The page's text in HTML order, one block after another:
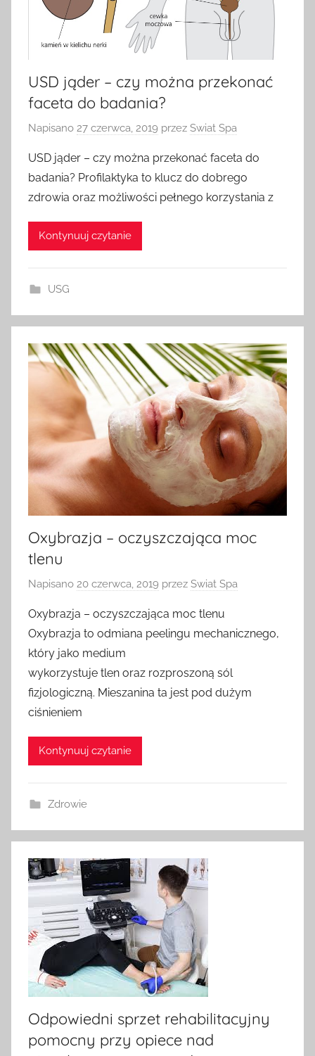
USD jąder – czy można przekonać
faceta do badania?
Napisano 27 czerwca, 2019 przez Swiat Spa
USD jąder – czy można przekonać faceta do
badania? Profilaktyka to klucz do dobrego
zdrowia oraz możliwości pełnego korzystania z
Kontynuuj czytanie
USG
Oxybrazja – oczyszczająca moc
tlenu
Napisano 20 czerwca, 2019 przez Swiat Spa
Oxybrazja – oczyszczająca moc tlenu
Oxybrazja to odmiana peelingu mechanicznego,
który jako medium
wykorzystuje tlen oraz rozproszoną sól
fizjologiczną. Mieszanina ta jest pod dużym
ciśnieniem
Kontynuuj czytanie
Zdrowie
Odpowiedni sprzet rehabilitacyjny
pomocny przy opiece nad